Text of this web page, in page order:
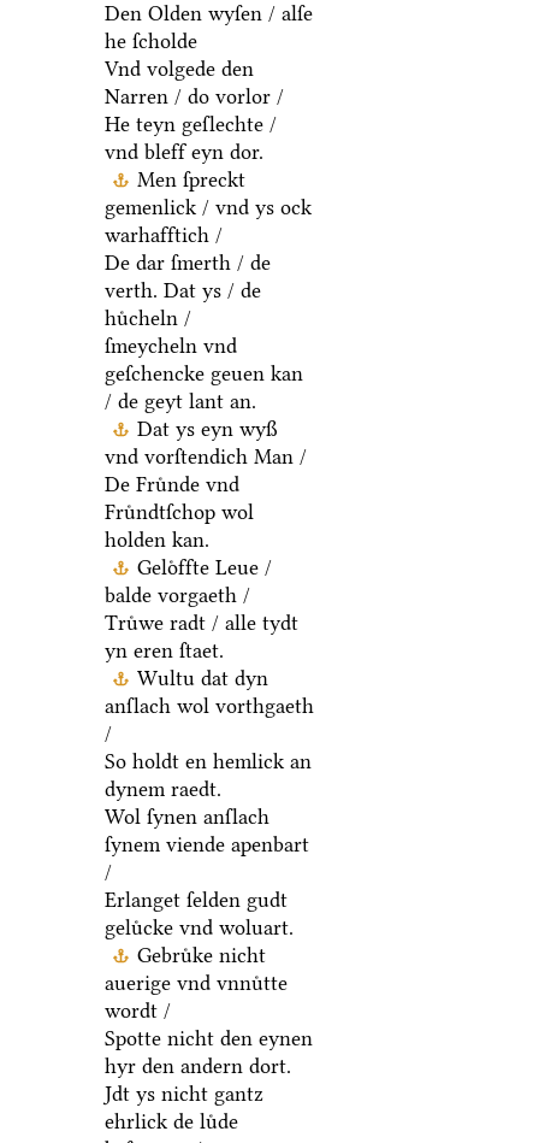
Den Olden wyſen / alſe
he ſcholde
Vnd volgede den
Narren / do vorlor /
He teyn geſlechte /
vnd bleff eyn dor.
Men ſpreckt
gemenlick / vnd ys ock
warhafftich /
De dar ſmerth / de
verth. Dat ys / de
huͤcheln /
ſmeycheln vnd
geſchencke geuen kan
/ de geyt lant an.
Dat ys eyn wyß
vnd vorſtendich Man /
De Fruͤnde vnd
Fruͤndtſchop wol
holden kan.
Geloͤffte Leue /
balde vorgaeth /
Truͤwe radt / alle tydt
yn eren ſtaet.
Wultu dat dyn
anſlach wol vorthgaeth
/
So holdt en hemlick an
dynem raedt.
Wol ſynen anſlach
ſynem viende apenbart
/
Erlanget ſelden gudt
geluͤcke vnd woluart.
Gebruͤke nicht
auerige vnd vnnuͤtte
wordt /
Spotte nicht den eynen
hyr den andern dort.
Jdt ys nicht gantz
ehrlick de luͤde